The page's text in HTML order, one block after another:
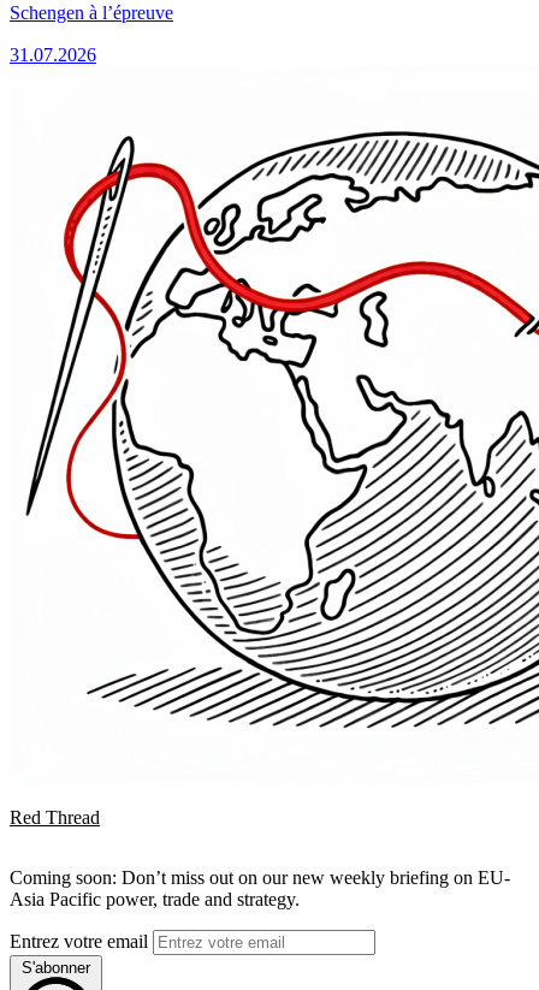
Schengen à l’épreuve
31.07.2026
Red Thread
Coming soon: Don’t miss out on our new weekly briefing on EU-
Asia Pacific power, trade and strategy.
Entrez votre email
S'abonner